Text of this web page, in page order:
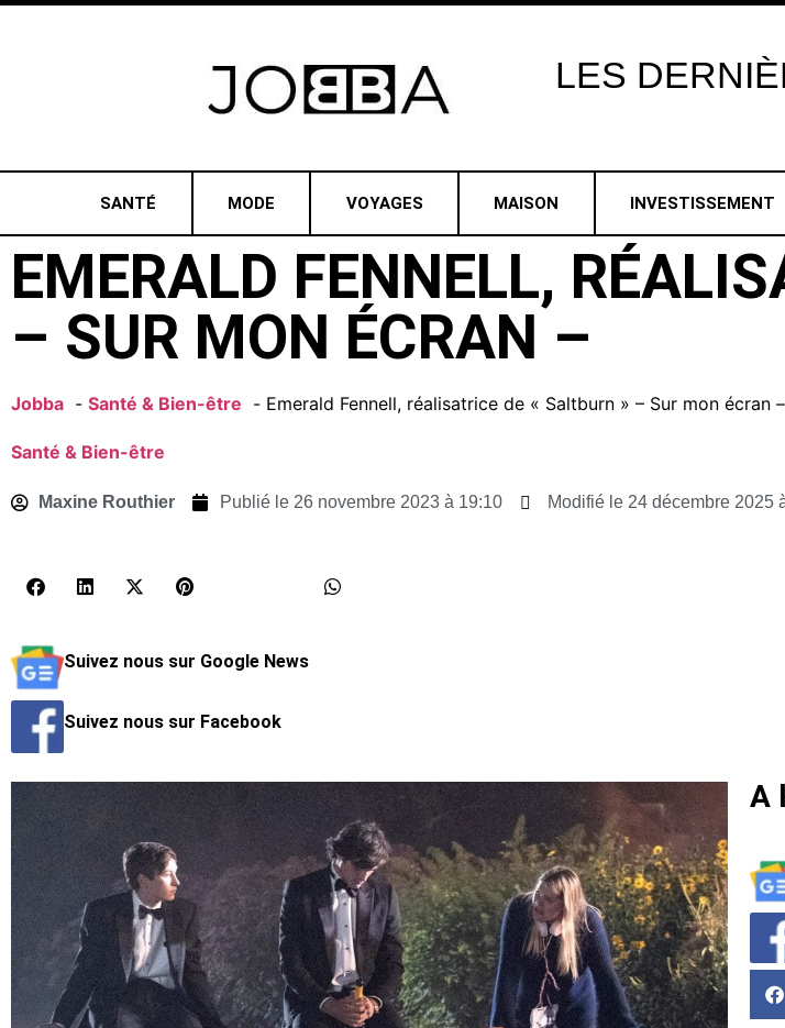
LES
SANTÉ MODE VOYAGES MAISON INVESTISSEMENT
EMERALD FENNELL,
– SUR MON ÉCRAN –
Jobba Santé & Bien-être Emerald Fennell, réalisatrice de « Saltburn » – Sur mon écran –
Santé & Bien-être
Maxine Routhier Publié le 26 novembre 2023 à 19:10 Modifié le 24 décembre 2025
Suivez nous sur Google News
Suivez nous sur Facebook
A